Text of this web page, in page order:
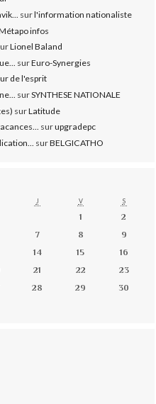
surl'information nationaliste
infos
Lionel Baland
surEuro-Synergies
de l'esprit
surSYNTHESE NATIONALE
surLatitude
surupgradepc
surBELGICATHO
J V S
1
2
7 8
9
14 15
16
21 22
23
28 29
30